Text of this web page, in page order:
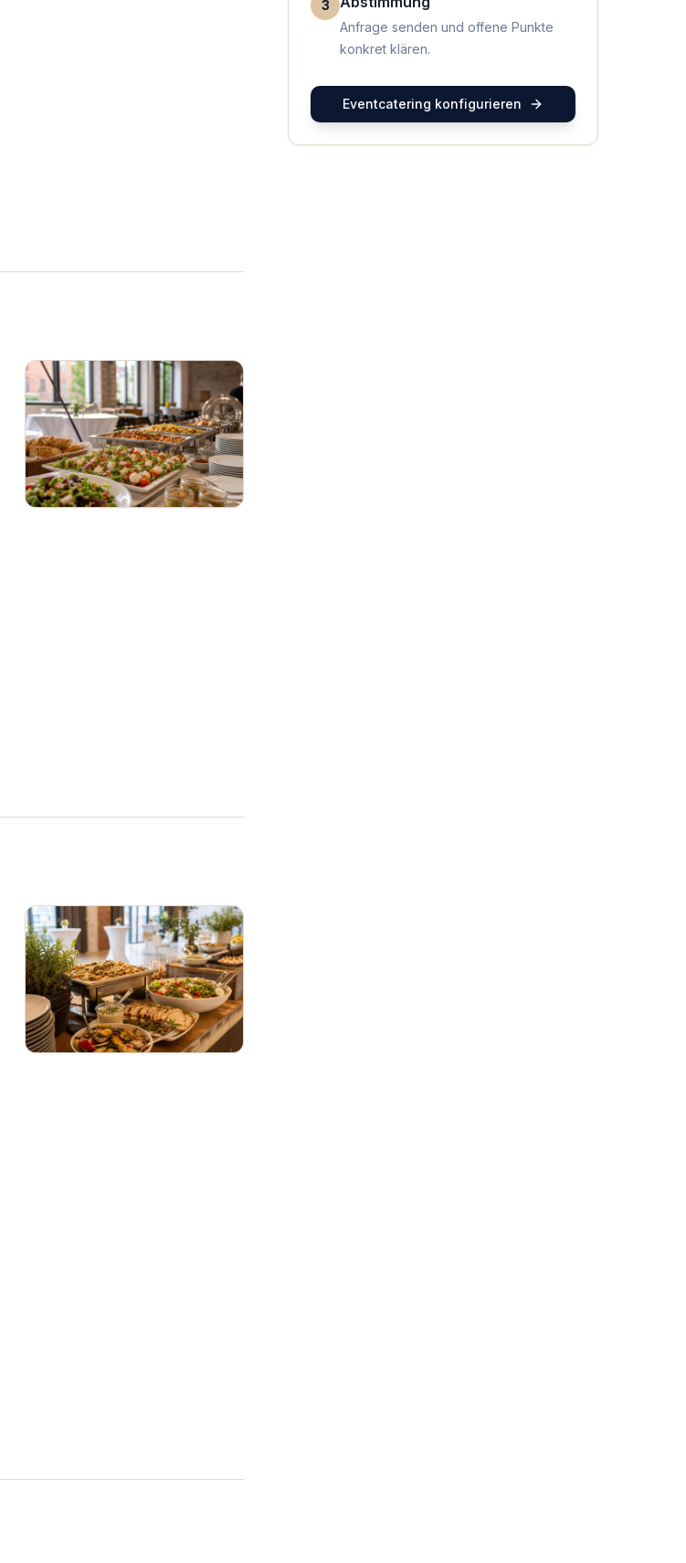
3
Anfrage senden und offene Punkte
konkret klären.
Eventcatering konfigurieren